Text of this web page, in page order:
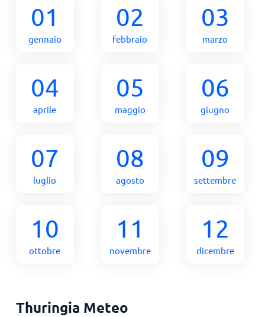
01
gennaio
02
febbraio
03
marzo
04
aprile
05
maggio
06
giugno
07
luglio
08
agosto
09
settembre
10
ottobre
11
novembre
12
dicembre
Thuringia Meteo